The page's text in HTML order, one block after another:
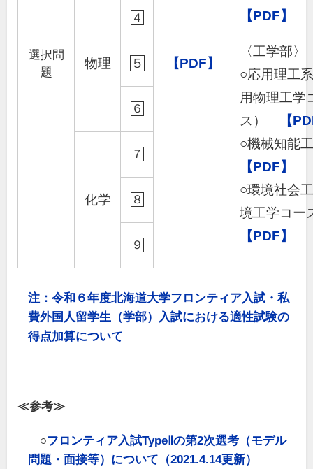
選択問
題
【PDF】
【PDF】
〈工学部〉
○応用理工
用物理工学
ス）
【
○機械知能
【PDF】
○環境社会
境工学コ
【PDF】
物理
４
５
６
化学
７
８
９
注：令和６年度北海道大学フロンティア入試・私
費外国人留学生（学部）入試における適性試験の
得点加算について
≪参考≫
○フロンティア入試TypeⅡの第2次選考（モデル
問題・面接等）について（2021.4.14更新）